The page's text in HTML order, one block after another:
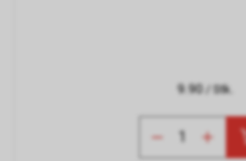
9.90/ Stk.